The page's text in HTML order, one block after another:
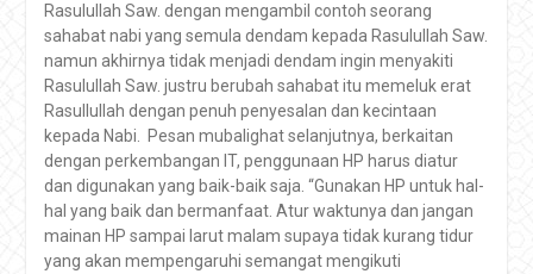
Rasulullah Saw. dengan mengambil contoh seorang
sahabat nabi yang semula dendam kepada Rasulullah Saw.
namun akhirnya tidak menjadi dendam ingin menyakiti
Rasulullah Saw. justru berubah sahabat itu memeluk erat
Rasullullah dengan penuh penyesalan dan kecintaan
kepada Nabi. Pesan mubalighat selanjutnya, berkaitan
dengan perkembangan IT, penggunaan HP harus diatur
dan digunakan yang baik-baik saja. “Gunakan HP untuk hal-
hal yang baik dan bermanfaat. Atur waktunya dan jangan
mainan HP sampai larut malam supaya tidak kurang tidur
yang akan mempengaruhi semangat mengikuti